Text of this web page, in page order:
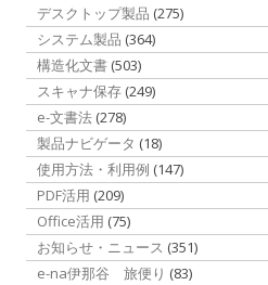
デスクトップ製品 (275)
システム製品 (364)
構造化文書 (503)
スキャナ保存 (249)
e-文書法 (278)
製品ナビゲータ (18)
使用方法・利用例 (147)
PDF活用 (209)
Office活用 (75)
お知らせ・ニュース (351)
e-na伊那谷 旅便り (83)